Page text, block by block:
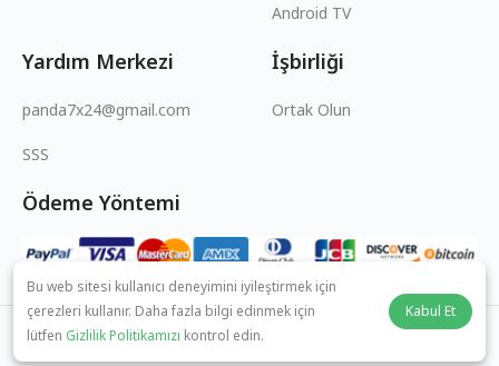
Android TV
Yardım Merkezi
panda7x24@gmail.com
SSS
İşbirliği
Ortak Olun
Ödeme Yöntemi
© 2026 MOPUBI LIMITED. All rights reserved.
Bu web sitesi kullanıcı deneyimini iyileştirmek için
çerezleri kullanır. Daha fazla bilgi edinmek için
lütfen Gizlilik Politikamızı kontrol edin.
Kabul Et